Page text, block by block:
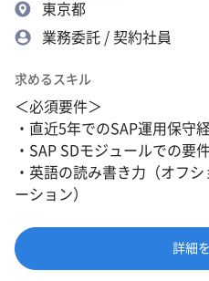
東京都
業務委託 / 契約社員
求めるスキル
＜必須要件＞
・直近5年でのSAP運用保守
・SAP SDモジュールでの要
・英語の読み書き力（オフ
ーション）
詳細